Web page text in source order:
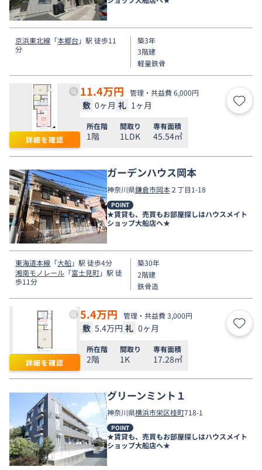
京浜東北線 「本郷台」駅 徒歩11
分
築3年
3階建
軽量鉄骨
詳細を確認
11.4万円 管理・共益費 6,000円
敷 0ヶ月 礼 1ヶ月 お気
所在階
1階
間取り
1LDK
専有面積
45.54㎡
ガーデンハウス岡本
神奈川県鎌倉市岡本２丁目1-18
POINT
★賃貸も、売買もお部屋探しはハウスメイト
ショップ大船店へ★
東海道本線 「大船」駅 徒歩4分
湘南モノレール 「富士見町」駅 徒
歩11分
築30年
2階建
鉄骨造
詳細を確認
5.4万円 管理・共益費 3,000円
敷 5.4万円 礼 0ヶ月 お気
所在階
2階
間取り
1K
専有面積
17.28㎡
グリーンミント１
神奈川県横浜市栄区桂町718-1
POINT
★賃貸も、売買もお部屋探しはハウスメイト
ショップ大船店へ★